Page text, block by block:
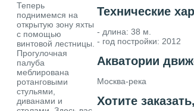
Теперь
поднимемся на
открытую зону яхты
с помощью
винтовой лестницы.
Прогулочная
палуба
меблирована
ротанговыми
стульями,
диванами и
Технические
- длина: 38 м.
- год постройки: 2012
Акватории
Москва-река
Хотите